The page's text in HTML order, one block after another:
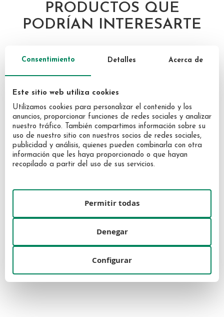
PRODUCTOS QUE
PODRÍAN INTERESARTE
Narciso Rodríguez Narciso
Ambrée Eau de Parfum 50 ml
84,00 €
Narciso Rodríguez Narciso
Ambrée Eau de Parfum 30 ml
58,40 €
Consentimiento Detalles Acerca de
Este sitio web utiliza cookies
Utilizamos cookies para personalizar el contenido y los
anuncios, proporcionar funciones de redes sociales y analizar
nuestro tráfico. También compartimos información sobre su
uso de nuestro sitio con nuestros socios de redes sociales,
publicidad y análisis, quienes pueden combinarla con otra
información que les haya proporcionado o que hayan
recopilado a partir del uso de sus servicios.
Configurar
Denegar
Permitir todas